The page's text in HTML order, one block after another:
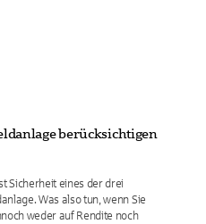
berücksichtigen
Sicherheit eines der drei
Was also tun, wenn Sie
weder auf Rendite noch